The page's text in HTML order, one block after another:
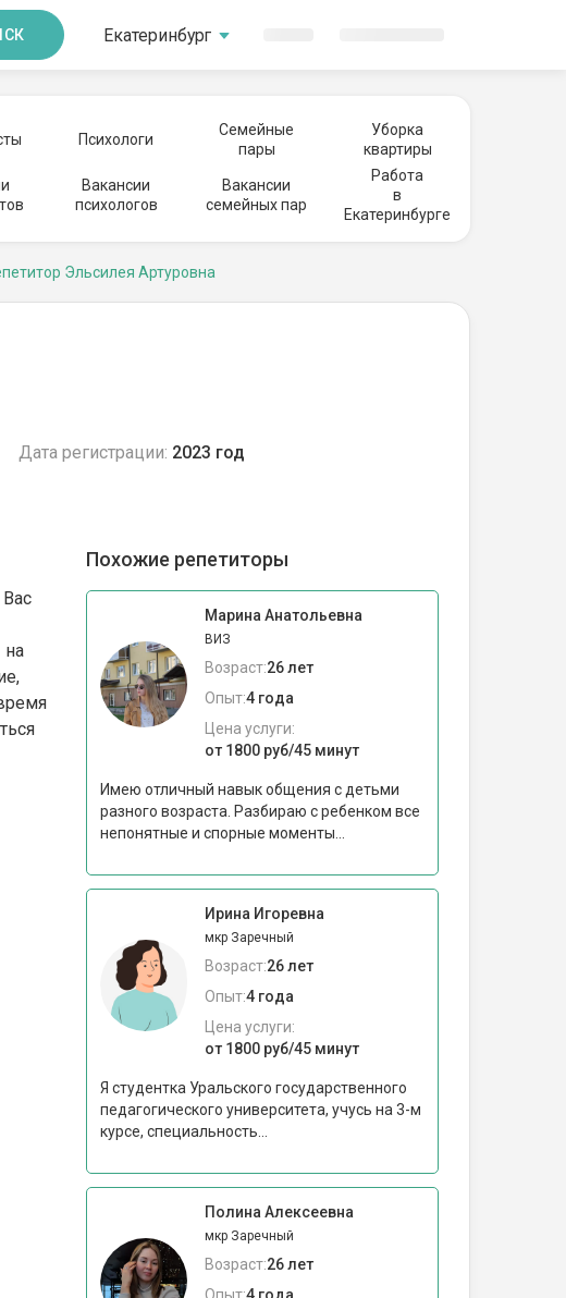
Екатеринбург
Психологи
Семейные
пары
Уборка
квартиры
Вакансии
психологов
Вакансии
семейных пар
Работа
в
Екатеринбурге
Эльсилея Артуровна
Дата регистрации: 2023 год
на
Похожие репетиторы
Марина Анатольевна
ВИЗ
Возраст:26 лет
Опыт:4 года
Цена услуги:
от 1800 руб/45 минут
Имею отличный навык общения с детьми
разного возраста. Разбираю с ребенком все
непонятные и спорные моменты...
Ирина Игоревна
мкр Заречный
Возраст:26 лет
Опыт:4 года
Цена услуги:
от 1800 руб/45 минут
Я студентка Уральского государственного
педагогического университета, учусь на 3-м
курсе, специальность...
Полина Алексеевна
мкр Заречный
Возраст:26 лет